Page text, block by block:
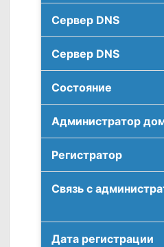
Сервер DNS
Сервер DNS
Соcтояние
Администратор
Регистратор
Связь с
Дата регистрации